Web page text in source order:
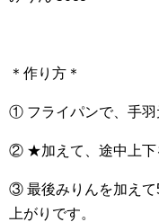
＊作り方＊
① フライパンで、手羽
② ★加えて、途中上下
③ 最後みりんを加えて
上がりです。